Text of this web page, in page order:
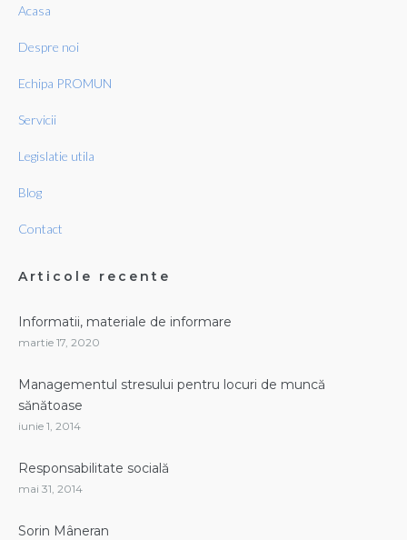
Acasa
Despre noi
Echipa PROMUN
Servicii
Legislatie utila
Blog
Contact
Articole recente
Informatii, materiale de informare
martie 17, 2020
Managementul stresului pentru locuri de muncă
sănătoase
iunie 1, 2014
Responsabilitate socială
mai 31, 2014
Sorin Mâneran